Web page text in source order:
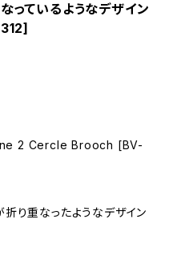
っているようなデザイン
2 Cercle Brooch [BV-
り重なったようなデザイン